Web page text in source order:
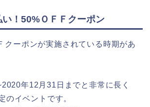
！50%ＯＦＦクーポン
クーポンが実施されている時期があ
年12月31日までと非常に長く
のイベントです。